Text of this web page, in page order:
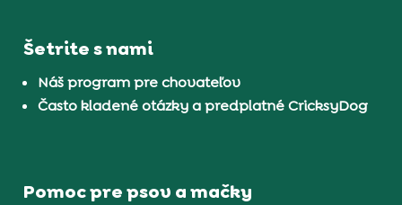
Šetrite s nami
Náš program pre chovateľov
Často kladené otázky a predplatné CricksyDog
Pomoc pre psov a mačky